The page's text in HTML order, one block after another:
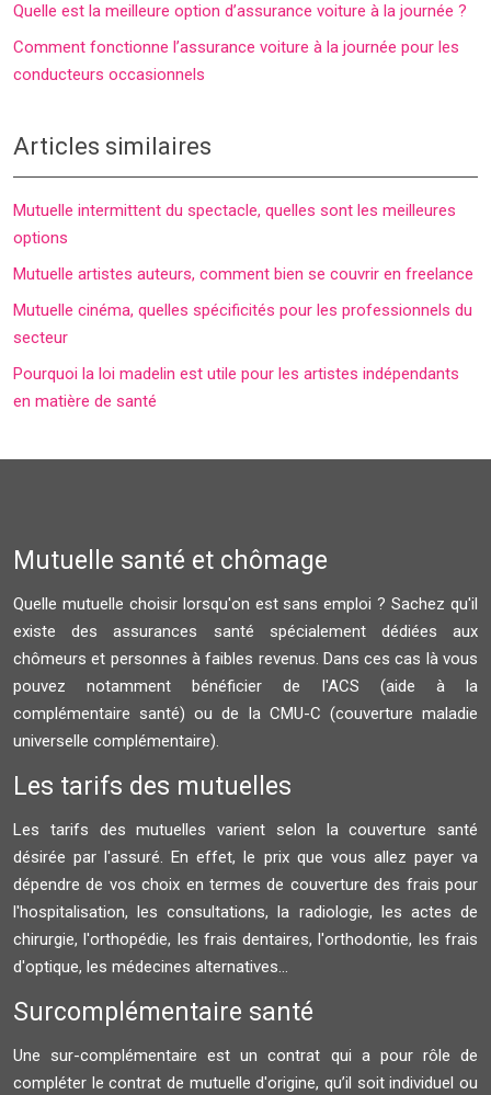
Quelle est la meilleure option d’assurance voiture à la journée ?
Comment fonctionne l’assurance voiture à la journée pour les
conducteurs occasionnels
Articles similaires
Mutuelle intermittent du spectacle, quelles sont les meilleures
options
Mutuelle artistes auteurs, comment bien se couvrir en freelance
Mutuelle cinéma, quelles spécificités pour les professionnels du
secteur
Pourquoi la loi madelin est utile pour les artistes indépendants
en matière de santé
Mutuelle santé et chômage
Quelle mutuelle choisir lorsqu'on est sans emploi ? Sachez qu'il
existe des assurances santé spécialement dédiées aux
chômeurs et personnes à faibles revenus. Dans ces cas là vous
pouvez notamment bénéficier de l'ACS (aide à la
complémentaire santé) ou de la CMU-C (couverture maladie
universelle complémentaire).
Les tarifs des mutuelles
Les tarifs des mutuelles varient selon la couverture santé
désirée par l'assuré. En effet, le prix que vous allez payer va
dépendre de vos choix en termes de couverture des frais pour
l'hospitalisation, les consultations, la radiologie, les actes de
chirurgie, l'orthopédie, les frais dentaires, l'orthodontie, les frais
d'optique, les médecines alternatives...
Surcomplémentaire santé
Une sur-complémentaire est un contrat qui a pour rôle de
compléter le contrat de mutuelle d'origine, qu’il soit individuel ou